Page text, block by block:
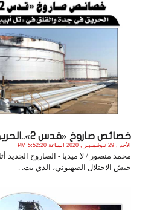
خصائص صاروخ «قدس 2»..الحريق في جدة ...
الأحد , 29 نـوفـمـبـر , 2020 الساعة 5:52:20 PM
محمد منصور / لا ميديا - الصاروخ الجديد
جيش الاحتلال الصهيوني، الذي يت. .